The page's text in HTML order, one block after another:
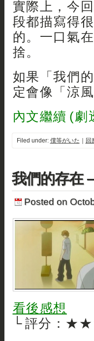
實際上，今
段都描寫得
的。一口氣
捨。
如果「我們
定會像「涼
內文繼續 (劇
Filed under: 僕等がいた 回
我們的存在
Posted on
看後感想
└ 評分：